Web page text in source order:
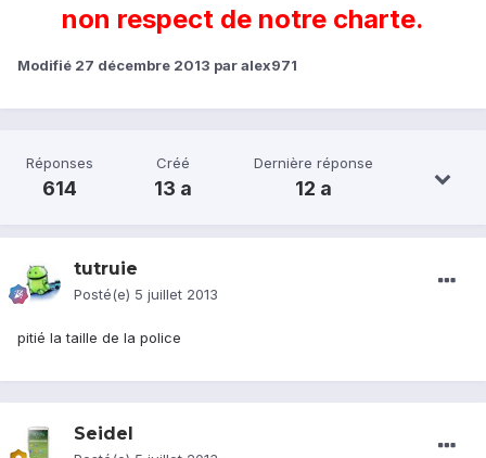
non respect de notre charte.
Modifié 27 décembre 2013 par alex971
Réponses
614
Créé
13 a
Dernière réponse
12 a
tutruie
Posté(e) 5 juillet 2013
pitié la taille de la police
Seidel